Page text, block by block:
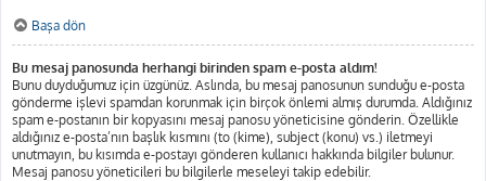
Başa dön
Bu mesaj panosunda herhangi birinden spam e-posta aldım!
Bunu duyduğumuz için üzgünüz. Aslında, bu mesaj panosunun sunduğu e-posta
gönderme işlevi spamdan korunmak için birçok önlemi almış durumda. Aldığınız
spam e-postanın bir kopyasını mesaj panosu yöneticisine gönderin. Özellikle
aldığınız e-posta’nın başlık kısmını (to (kime), subject (konu) vs.) iletmeyi
unutmayın, bu kısımda e-postayı gönderen kullanıcı hakkında bilgiler bulunur.
Mesaj panosu yöneticileri bu bilgilerle meseleyi takip edebilir.